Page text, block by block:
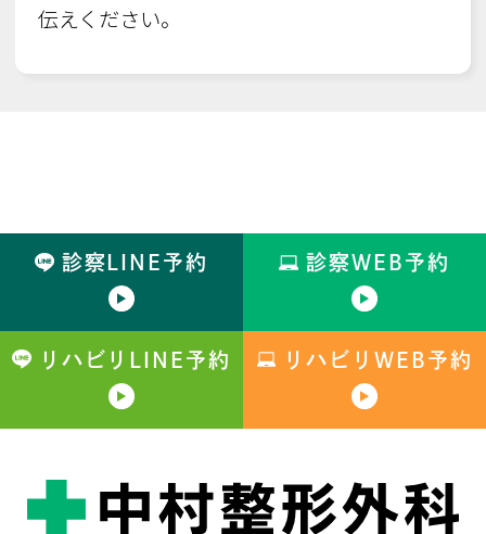
伝えください。
診察LINE予約 診察WEB予約
リハビリLINE予約 リハビリWEB予約